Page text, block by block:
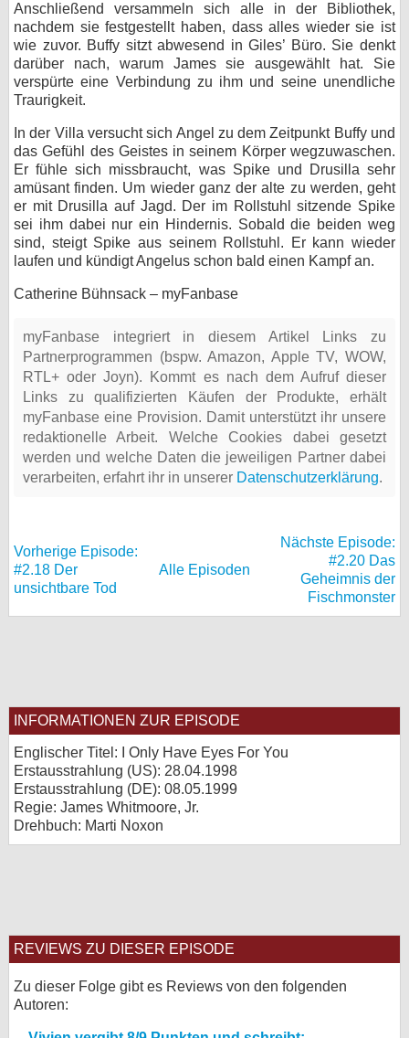
Anschließend versammeln sich alle in der Bibliothek,
nachdem sie festgestellt haben, dass alles wieder sie ist
wie zuvor. Buffy sitzt abwesend in Giles’ Büro. Sie denkt
darüber nach, warum James sie ausgewählt hat. Sie
verspürte eine Verbindung zu ihm und seine unendliche
Traurigkeit.
In der Villa versucht sich Angel zu dem Zeitpunkt Buffy und
das Gefühl des Geistes in seinem Körper wegzuwaschen.
Er fühle sich missbraucht, was Spike und Drusilla sehr
amüsant finden. Um wieder ganz der alte zu werden, geht
er mit Drusilla auf Jagd. Der im Rollstuhl sitzende Spike
sei ihm dabei nur ein Hindernis. Sobald die beiden weg
sind, steigt Spike aus seinem Rollstuhl. Er kann wieder
laufen und kündigt Angelus schon bald einen Kampf an.
Catherine Bühnsack – myFanbase
myFanbase integriert in diesem Artikel Links zu
Partnerprogrammen (bspw. Amazon, Apple TV, WOW,
RTL+ oder Joyn). Kommt es nach dem Aufruf dieser
Links zu qualifizierten Käufen der Produkte, erhält
myFanbase eine Provision. Damit unterstützt ihr unsere
redaktionelle Arbeit. Welche Cookies dabei gesetzt
werden und welche Daten die jeweiligen Partner dabei
verarbeiten, erfahrt ihr in unserer Datenschutzerklärung.
Vorherige Episode:
#2.18 Der
unsichtbare Tod
Alle Episoden
Nächste Episode:
#2.20 Das
Geheimnis der
Fischmonster
INFORMATIONEN ZUR EPISODE
Englischer Titel: I Only Have Eyes For You
Erstausstrahlung (US): 28.04.1998
Erstausstrahlung (DE): 08.05.1999
Regie: James Whitmoore, Jr.
Drehbuch: Marti Noxon
REVIEWS ZU DIESER EPISODE
Zu dieser Folge gibt es Reviews von den folgenden
Autoren: